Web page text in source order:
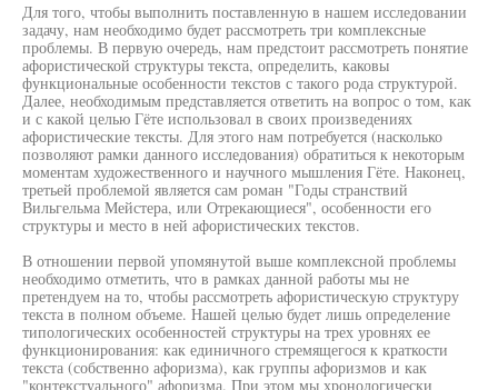
Для того, чтобы выполнить поставленную в нашем исследовании
задачу, нам необходимо будет рассмотреть три комплексные
проблемы. В первую очередь, нам предстоит рассмотреть понятие
афористической структуры текста, определить, каковы
функциональные особенности текстов с такого рода структурой.
Далее, необходимым представляется ответить на вопрос о том, как
и с какой целью Гёте использовал в своих произведениях
афористические тексты. Для этого нам потребуется (насколько
позволяют рамки данного исследования) обратиться к некоторым
моментам художественного и научного мышления Гёте. Наконец,
третьей проблемой является сам роман "Годы странствий
Вильгельма Мейстера, или Отрекающиеся", особенности его
структуры и место в ней афористических текстов.
В отношении первой упомянутой выше комплексной проблемы
необходимо отметить, что в рамках данной работы мы не
претендуем на то, чтобы рассмотреть афористическую структуру
текста в полном объеме. Нашей целью будет лишь определение
типологических особенностей структуры на трех уровнях ее
функционирования: как единичного стремящегося к краткости
текста (собственно афоризма), как группы афоризмов и как
"контекстуального" афоризма. При этом мы хронологически